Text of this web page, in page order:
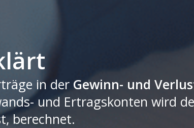
in der Gewinn- und
und Ertragskonten wird
berechnet.